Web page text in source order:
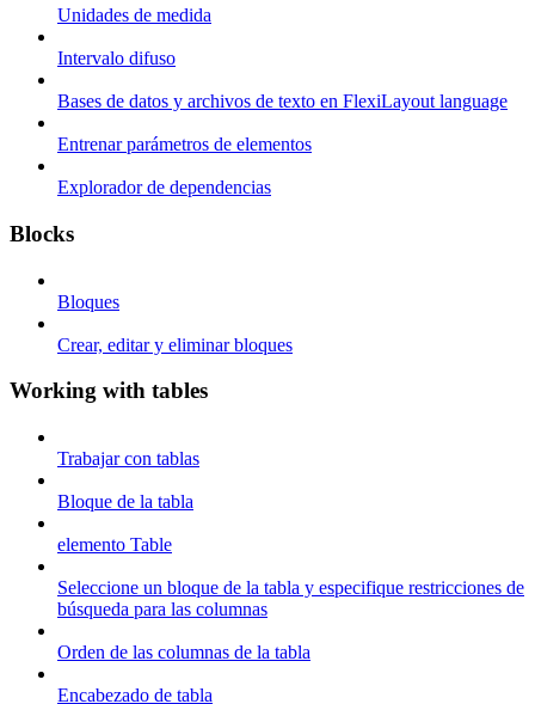
Unidades de medida
Intervalo difuso
Bases de datos y archivos de texto en FlexiLayout language
Entrenar parámetros de elementos
Explorador de dependencias
Blocks
Bloques
Crear, editar y eliminar bloques
Working with tables
Trabajar con tablas
Bloque de la tabla
elemento Table
Seleccione un bloque de la tabla y especifique restricciones de
búsqueda para las columnas
Orden de las columnas de la tabla
Encabezado de tabla